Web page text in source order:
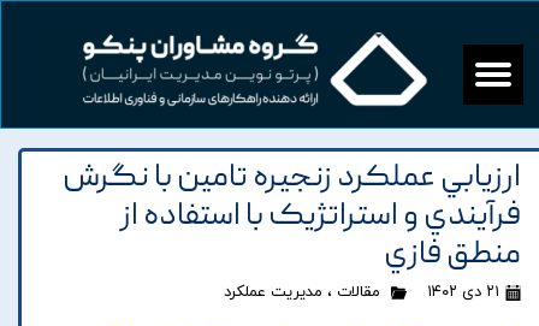
ارزيابي عملکرد زنجيره تامين با نگرش
فرآيندي و استراتژيک با استفاده از
منطق فازي
۲۱ دی ۱۴۰۲ مقالات ، مدیریت عملکرد